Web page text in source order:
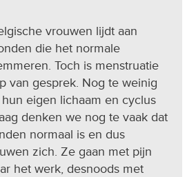
vrouwen lijdt aan
die het normale
Toch is menstruatie
van gesprek. Nog te weinig
eigen lichaam en cyclus
denken we nog te vaak dat
normaal is en dus
zich. Ze gaan met pijn
het werk, desnoods met